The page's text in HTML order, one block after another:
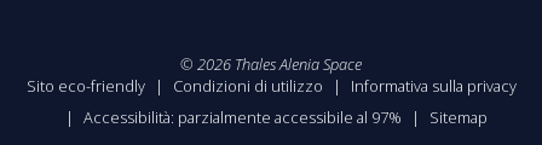
© 2026 Thales Alenia Space
Sito eco-friendly
Condizioni di utilizzo
Informativa sulla privacy
Accessibilità: parzialmente accessibile al 97%
Sitemap